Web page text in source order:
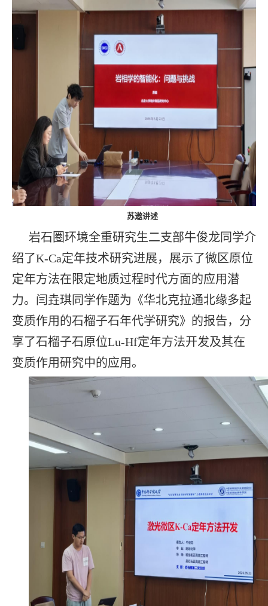
苏遨讲述
岩石圈环境全重研究生二支部牛俊龙同学介
绍了K-Ca定年技术研究进展，展示了微区原位
定年方法在限定地质过程时代方面的应用潜
力。闫垚琪同学作题为《华北克拉通北缘多起
变质作用的石榴子石年代学研究》的报告，分
享了石榴子石原位Lu-Hf定年方法开发及其在
变质作用研究中的应用。